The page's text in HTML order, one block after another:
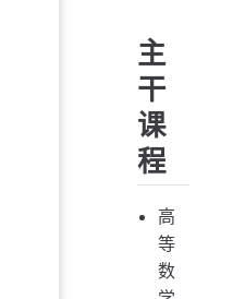
主
干
课
程
高
等
数